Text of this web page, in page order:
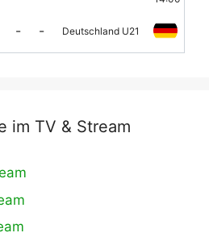
- - Deutschland U21
im TV & Stream